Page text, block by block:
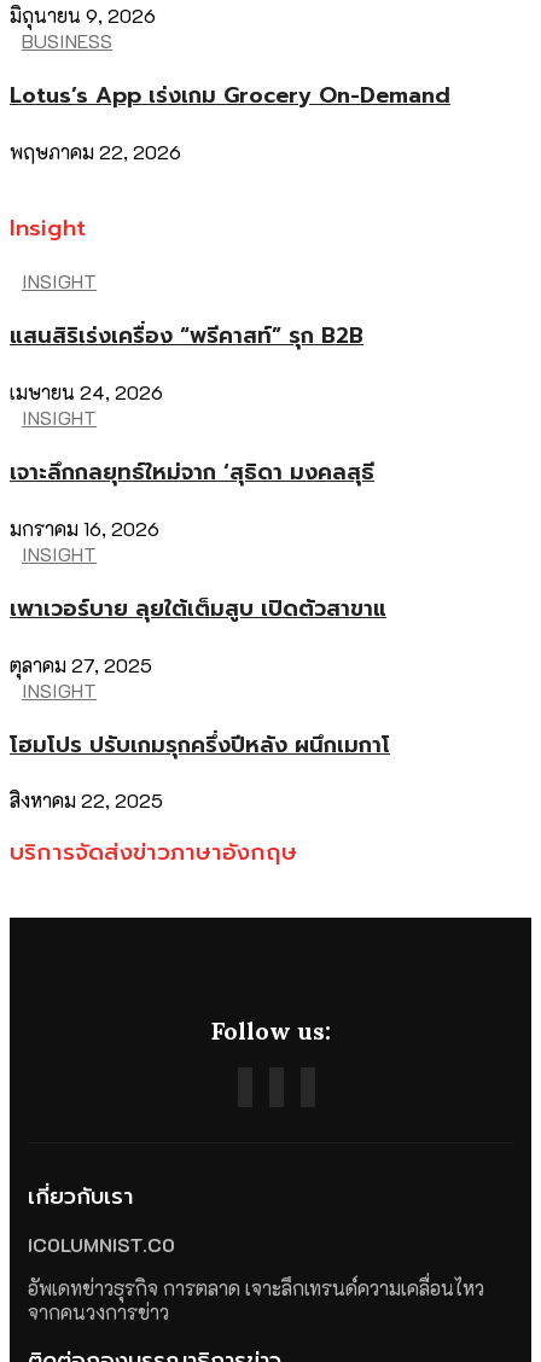
มิถุนายน 9, 2026
BUSINESS
Lotus’s App เร่งเกม Grocery On-Demand
พฤษภาคม 22, 2026
Insight
INSIGHT
แสนสิริเร่งเครื่อง “พรีคาสท์” รุก B2B
เมษายน 24, 2026
INSIGHT
เจาะลึกกลยุทธ์ใหม่จาก ‘สุธิดา มงคลสุธี
มกราคม 16, 2026
INSIGHT
เพาเวอร์บาย ลุยใต้เต็มสูบ เปิดตัวสาขาแ
ตุลาคม 27, 2025
INSIGHT
โฮมโปร ปรับเกมรุกครึ่งปีหลัง ผนึกเมกาโ
สิงหาคม 22, 2025
บริการจัดส่งข่าวภาษาอังกฤษ
Follow us:
เกี่ยวกับเรา
ICOLUMNIST.CO
อัพเดทข่าวธุรกิจ การตลาด เจาะลึกเทรนด์ความเคลื่อนไหว
จากคนวงการข่าว